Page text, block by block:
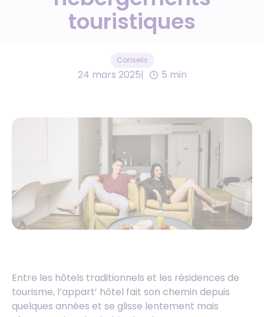
touristiques
Conseils
24 mars 2025 5 min
Entre les hôtels traditionnels et les résidences de
tourisme, l’appart’ hôtel fait son chemin depuis
quelques années et se glisse lentement mais